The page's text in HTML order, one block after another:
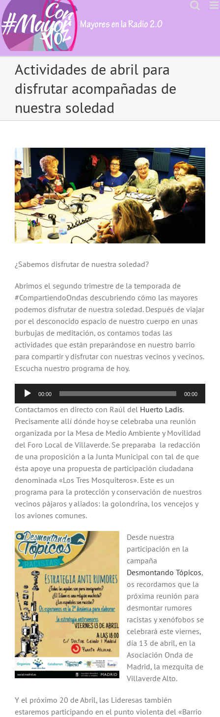
Skip
to
content
Actividades de abril para
disfrutar acompañadas de
nuestra soledad
View
Larger
Image
¿Sabemos disfrutar de nuestra soledad?
Abrimos el segundo trimestre de la temporada de
#CompartiendoOndas descubriendo cómo las mayores
podemos disfrutar de nuestra soledad. Después de viajar
por el desconocido espacio de nuestro cuerpo en unas
burbujas de meditación, os contamos todas las
actividades que están preparándose en nuestro barrio
para compartir y disfrutar con nuestras vecinos y vecinos.
Escucha nuestro programa de hoy.
Reproductor
de
audio
00:00 00:00
Contactamos en directo con Raúl del Huerto Ladis.
Precisamente allí dónde hoy se celebraba una reunión
organizada por la Mesa de Medio Ambiente y Movilidad
del Foro Local de Villaverde. Se preparaba la redacción
de una proposición a la Junta Municipal con tal de que
ésta apoye una propuesta de participación ciudadana
denominada «Los Tres Mosquiteros». Este es un
programa para la protección y conservación de nuestros
vecinos pájaros y aliados: la golondrina, los vencejos y
los aviones comunes.
Desde nuestra
participación en la
campaña
Desmontando Tópicos,
os recordamos que la
próxima reunión para
desmontar rumores
racistas y xenófobos se
celebrará este viernes,
día 13 de abril, en la
Asociación Onda de
Madrid, la mezquita de
Villaverde Alto.
Y el próximo 20 de Abril, las Lideresas también
estaremos participando en el punto violenta del «Barrio